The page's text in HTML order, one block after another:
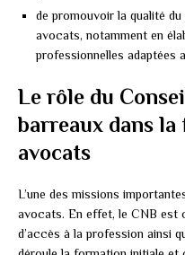
de promouvoir la qualité
avocats, notamment en
professionnelles adaptées
Le rôle du
barreaux dans
avocats
L’une des missions
avocats. En effet, le CNB est
d’accès à la profession ainsi